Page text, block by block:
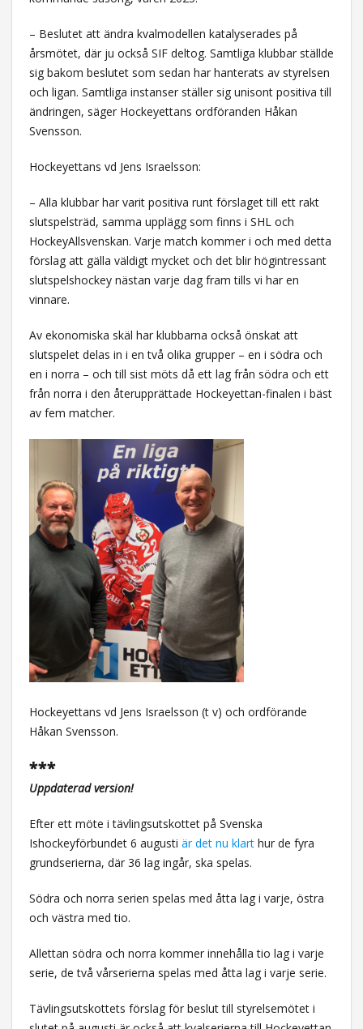
– Beslutet att ändra kvalmodellen katalyserades på
årsmötet, där ju också SIF deltog. Samtliga klubbar ställde
sig bakom beslutet som sedan har hanterats av styrelsen
och ligan. Samtliga instanser ställer sig unisont positiva till
ändringen, säger Hockeyettans ordföranden Håkan
Svensson.
Hockeyettans vd Jens Israelsson:
– Alla klubbar har varit positiva runt förslaget till ett rakt
slutspelsträd, samma upplägg som finns i SHL och
HockeyAllsvenskan. Varje match kommer i och med detta
förslag att gälla väldigt mycket och det blir högintressant
slutspelshockey nästan varje dag fram tills vi har en
vinnare.
Av ekonomiska skäl har klubbarna också önskat att
slutspelet delas in i en två olika grupper – en i södra och
en i norra – och till sist möts då ett lag från södra och ett
från norra i den återupprättade Hockeyettan-finalen i bäst
av fem matcher.
Hockeyettans vd Jens Israelsson (t v) och ordförande
Håkan Svensson.
***
Uppdaterad version!
Efter ett möte i tävlingsutskottet på Svenska
Ishockeyförbundet 6 augusti är det nu klarthur de fyra
grundserierna, där 36 lag ingår, ska spelas.
Södra och norra serien spelas med åtta lag i varje, östra
och västra med tio.
Allettan södra och norra kommer innehålla tio lag i varje
serie, de två vårserierna spelas med åtta lag i varje serie.
Tävlingsutskottets förslag för beslut till styrelsemötet i